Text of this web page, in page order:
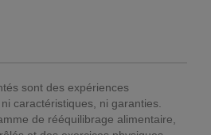
sont des expériences
caractéristiques, ni garanties.
de rééquilibrage alimentaire,